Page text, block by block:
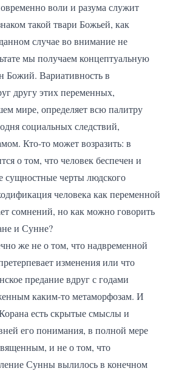
воли и разума служит
такой твари Божьей, как
случае во внимание не
мы получаем концептуальную
Божий. Вариативность в
другу этих переменных,
мире, определяет всю палитру
социальных следствий,
Кто-то может возразить: в
о том, что человек беспечен и
сущностные черты людского
человека как переменной
сомнений, но как можно говорить
и Сунне?
же не о том, что надвременной
изменения или что
предание вдруг с годами
каким-то метаморфозам. И
есть скрытые смыслы и
его понимания, в полной мере
и не о том, что
Сунны вылилось в конечном